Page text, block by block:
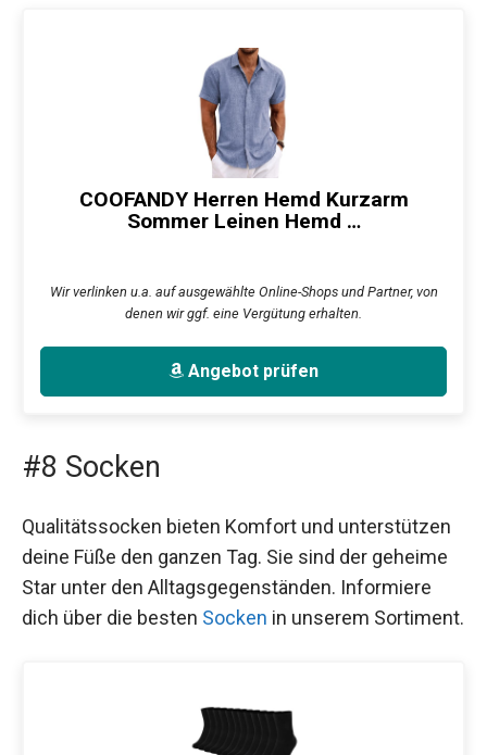
COOFANDY Herren Hemd Kurzarm
Sommer Leinen Hemd …
Wir verlinken u.a. auf ausgewählte Online-Shops und Partner, von
denen wir ggf. eine Vergütung erhalten.
Angebot prüfen
#8 Socken
Qualitätssocken bieten Komfort und unterstützen
deine Füße den ganzen Tag. Sie sind der geheime
Star unter den Alltagsgegenständen. Informiere
dich über die besten Socken in unserem Sortiment.